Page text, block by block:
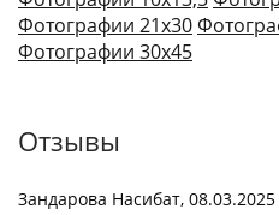
Фотографии 21х30
Фотографии 30х45
Отзывы
Зандарова Насибат, 08.03.2025